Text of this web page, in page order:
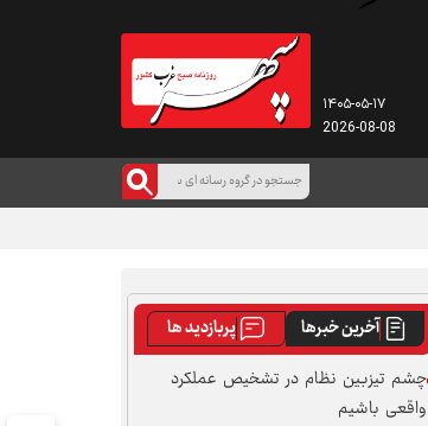
۱۴۰۵-۰۵-۱۷
2026-08-08
آخرین خبرها
پربازدید ها
چشم تیزبین نظام در تشخیص عملکرد
واقعی باشیم